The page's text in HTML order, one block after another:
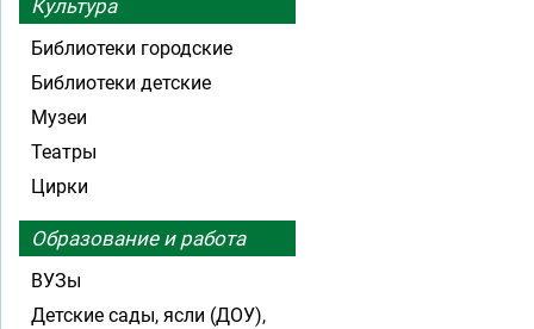
Культура
Библиотеки городские
Библиотеки детские
Музеи
Театры
Цирки
Образование и работа
ВУЗы
Детские сады, ясли (ДОУ),